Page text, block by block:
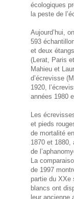
écologiques
la peste de
Aujourd’hui,
593
et deux
(Lerat, Paris
Mahieu et
d’écrevisse
1920,
années 1980
Les
et pieds
de mortalité
1870 et 1880,
de
La
de 1997
partie du XXe
blancs ont
leur ancienne